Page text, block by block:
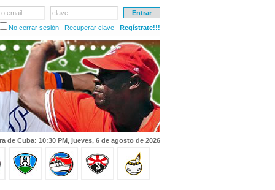
email
clave
No cerrar sesión
Recuperar clave Regístrate!!!
de Cuba: 10:30 PM, jueves, 6 de agosto de 2026